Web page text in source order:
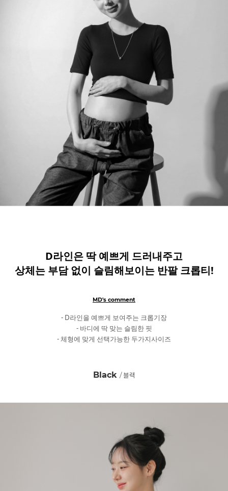
D라인은 딱 예쁘게 드러내주고
상체는 부담 없이 슬림해보이는 반팔 크롭티!
MD's comment
- D라인을 예쁘게 보여주는 크롭기장
- 바디에 딱 맞는 슬림한 핏
- 체형에 맞게 선택가능한 두가지사이즈
Black / 블랙